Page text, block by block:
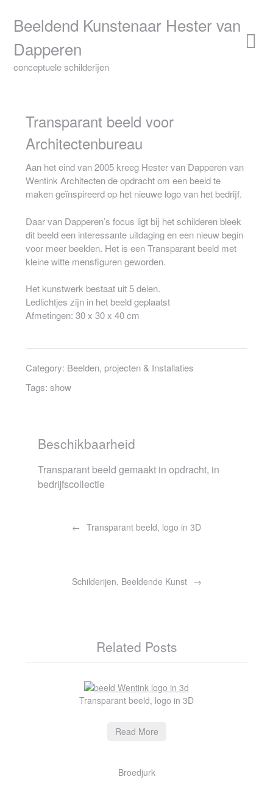
contentBeeldend Kunstenaar Hester van
Dapperen
conceptuele schilderijen
Transparant beeld voor
Architectenbureau
Aan het eind van 2005 kreeg Hester van Dapperen van
Wentink Architecten de opdracht om een beeld te
maken geïnspireerd op het nieuwe logo van het bedrijf.
Daar van Dapperen’s focus ligt bij het schilderen bleek
dit beeld een interessante uitdaging en een nieuw begin
voor meer beelden. Het is een Transparant beeld met
kleine witte mensfiguren geworden.
Het kunstwerk bestaat uit 5 delen.
Ledlichtjes zijn in het beeld geplaatst
Afmetingen: 30 x 30 x 40 cm
Category: Beelden, projecten & Installaties
Tags:show
Beschikbaarheid
Transparant beeld gemaakt in opdracht, in
bedrijfscollectie
Transparant beeld, logo in 3D
Schilderijen, Beeldende Kunst
Related Posts
Transparant beeld, logo in 3D
Read More
Broedjurk